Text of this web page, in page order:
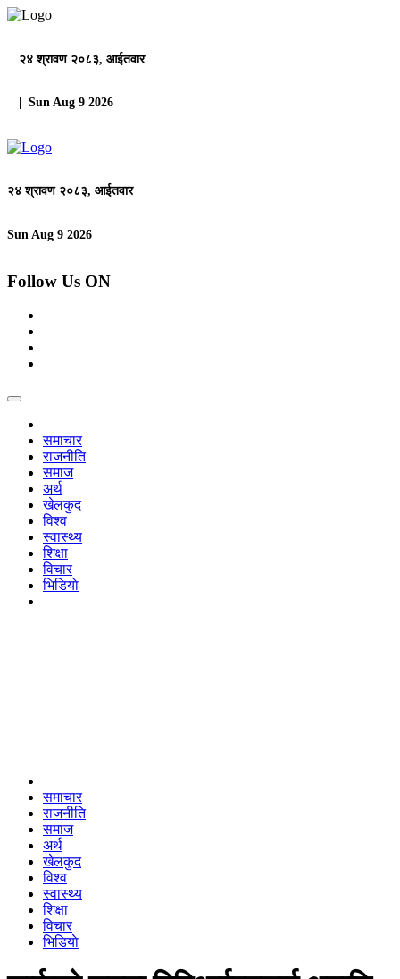
२४ श्रावण २०८३, आईतवार
| Sun Aug 9 2026
२४ श्रावण २०८३, आईतवार
Sun Aug 9 2026
Follow Us ON
समाचार
राजनीति
समाज
अर्थ
खेलकुद
विश्व
स्वास्थ्य
शिक्षा
विचार
भिडियाे
समाचार
राजनीति
समाज
अर्थ
खेलकुद
विश्व
स्वास्थ्य
शिक्षा
विचार
भिडियाे